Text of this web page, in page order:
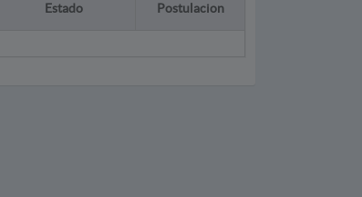
Estado Postulacion